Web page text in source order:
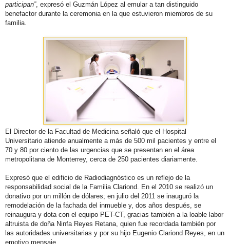
participan”, expresó el Guzmán López al emular a tan distinguido
benefactor durante la ceremonia en la que estuvieron miembros de su
familia.
El Director de la Facultad de Medicina señaló que el Hospital
Universitario atiende anualmente a más de 500 mil pacientes y entre el
70 y 80 por ciento de las urgencias que se presentan en el área
metropolitana de Monterrey, cerca de 250 pacientes diariamente.
Expresó que el edificio de Radiodiagnóstico es un reflejo de la
responsabilidad social de la Familia Clariond. En el 2010 se realizó un
donativo por un millón de dólares; en julio del 2011 se inauguró la
remodelación de la fachada del inmueble y, dos años después, se
reinaugura y dota con el equipo PET-CT, gracias también a la loable labor
altruista de doña Ninfa Reyes Retana, quien fue recordada también por
las autoridades universitarias y por su hijo Eugenio Clariond Reyes, en un
emotivo mensaje.